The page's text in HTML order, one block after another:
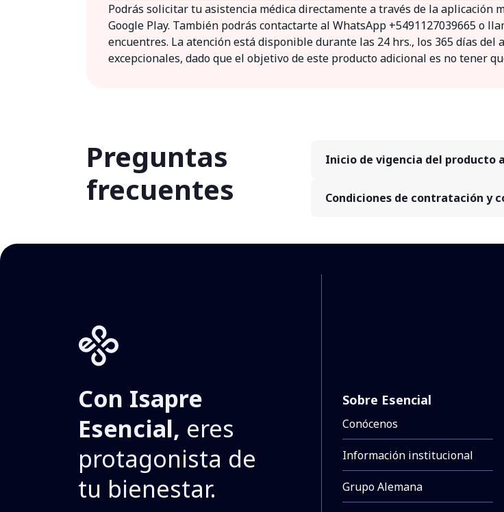
Podrás solicitar tu asistencia médica directamente a través de la aplicación
Google Play. También podrás contactarte al WhatsApp +5491127039665 o
encuentres. La atención está disponible durante las 24 hrs., los 365 días del
excepcionales, dado que el objetivo de este producto adicional es no tener
Preguntas
frecuentes
Inicio de vigencia del producto
Condiciones de contratación y
Con Isapre
Esencial, eres
protagonista de
tu bienestar.
Sobre Esencial
Conócenos
Información institucional
Grupo Alemana